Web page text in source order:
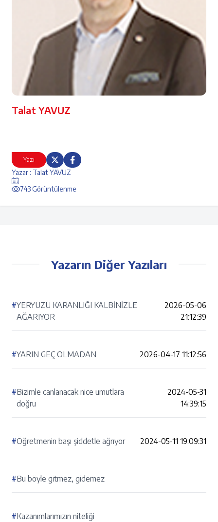
Yazı
Yazar : Talat YAVUZ
743 Görüntülenme
Talat YAVUZ
Yazarın Diğer Yazıları
#YERYÜZÜ KARANLIĞI KALBİNİZLE
AĞARIYOR
2026-05-06
21:12:39
#YARIN GEÇ OLMADAN 2026-04-17 11:12:56
#Bizimle canlanacak nice umutlara
doğru
2024-05-31
14:39:15
#Öğretmenin başı şiddetle ağrıyor 2024-05-11 19:09:31
#Bu böyle gitmez, gidemez
#Kazanımlarımızın niteliği